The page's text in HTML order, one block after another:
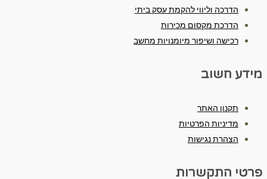
הדרכה וליווי להקמת עסק ביתי
הדרכת מקסום מכירות
רכישה ושיפור מיומנויות מחשב
מידע חשוב
תקנון האתר
מדיניות הפרטיות
הצהרת נגישות
פרטי התקשרות